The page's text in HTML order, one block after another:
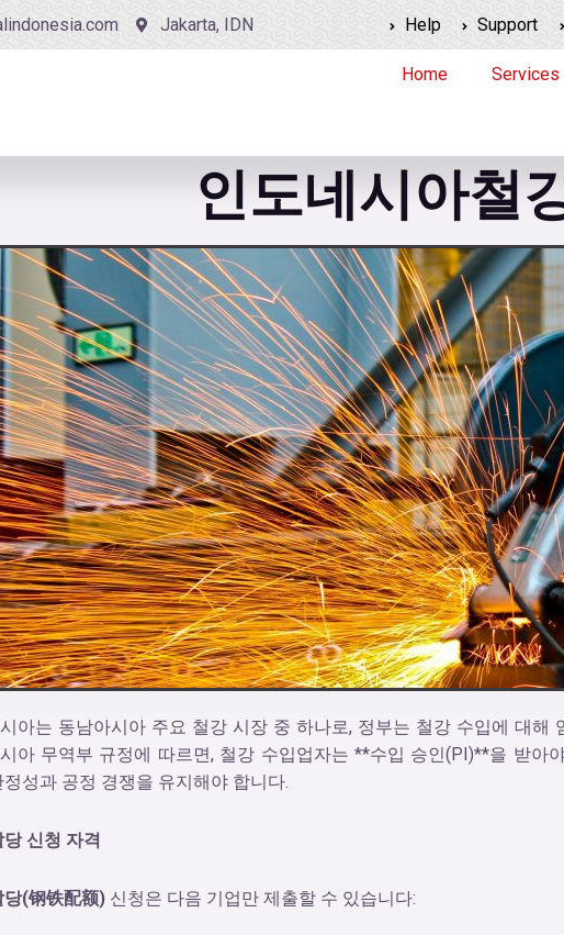
Jakarta, IDN Help Support
Home Services
인도네시아철
아는 동남아시아 주요 철강 시장 중 하나로, 정부는 철강 수입에 대해
아 무역부 규정에 따르면, 철강 수입업자는 **수입 승인(PI)**을 받아
성과 공정 경쟁을 유지해야 합니다.
신청 자격
당(钢铁配额)신청은 다음 기업만 제출할 수 있습니다: